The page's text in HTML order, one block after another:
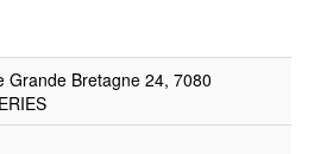
Grande Bretagne 24, 7080